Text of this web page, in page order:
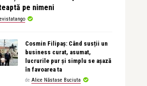
pe nimeni
Cosmin Filipaș: Când susții un
business curat, asumat,
lucrurile pur și simplu se așază
în favoarea ta
de Alice Năstase Buciuta